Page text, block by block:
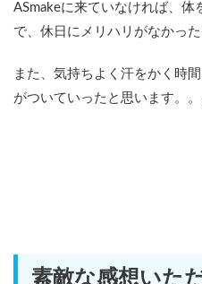
ASmakeに来ていなければ、
で、休日にメリハリがなかった
また、気持ちよく汗をかく時
がついていったと思います。。
素敵な感想いた